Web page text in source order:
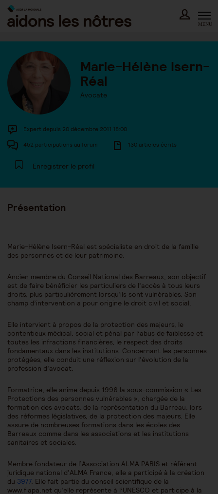
Skip
content
MENU
Marie-Hélène Isern-
Réal
Avocate
Expert depuis 20 décembre 2011 18:00
452 participations au forum 130 articles écrits
Enregistrer le profil
Présentation
Marie-Hélène Isern-Réal est spécialiste en droit de la famille
des personnes et de leur patrimoine.
Ancien membre du Conseil National des Barreaux, son objectif
est de faire bénéficier les particuliers de l’accès à tous leurs
droits, plus particulièrement lorsqu’ils sont vulnérables. Son
champ d’intervention a pour origine le droit civil et social.
Elle intervient à propos de la protection des majeurs, le
contentieux médical, social et pénal par l’abus de faiblesse et
toutes les infractions financières, le respect des droits
fondamentaux dans les institutions. Concernant les personnes
protégées, elle conduit une réflexion sur l’évolution de la
profession d’avocat.
Formatrice, elle anime depuis 1996 la sous-commission « Les
Protections des personnes vulnérables », chargée de la
formation des avocats, de la représentation du Barreau, lors
des réformes législatives, de la protection des majeurs. Elle
assure de nombreuses formations dans les écoles des
Barreaux comme dans les associations et les institutions
sanitaires et sociales.
Membre fondateur de l’Association ALMA PARIS et référent
juridique national d’ALMA France, elle a participé à la création
du 3977. Elle fait partie du conseil scientifique de la
www.fiapa.net qu’elle représente à l’UNESCO et participe à la